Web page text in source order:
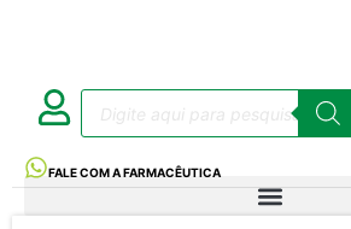
FALE COM A FARMACÊUTICA